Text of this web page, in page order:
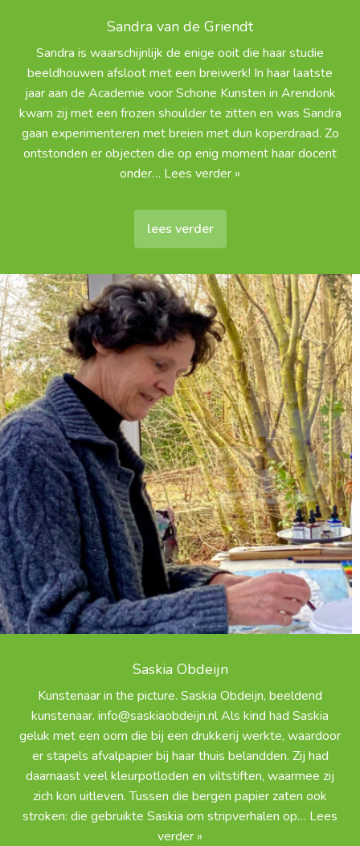
Sandra van de Griendt
Sandra is waarschijnlijk de enige ooit die haar studie
beeldhouwen afsloot met een breiwerk! In haar laatste
jaar aan de Academie voor Schone Kunsten in Arendonk
kwam zij met een frozen shoulder te zitten en was Sandra
gaan experimenteren met breien met dun koperdraad. Zo
ontstonden er objecten die op enig moment haar docent
onder… Lees verder »
lees verder
Saskia Obdeijn
Kunstenaar in the picture. Saskia Obdeijn, beeldend
kunstenaar. info@saskiaobdeijn.nl Als kind had Saskia
geluk met een oom die bij een drukkerij werkte, waardoor
er stapels afvalpapier bij haar thuis belandden. Zij had
daarnaast veel kleurpotloden en viltstiften, waarmee zij
zich kon uitleven. Tussen die bergen papier zaten ook
stroken: die gebruikte Saskia om stripverhalen op… Lees
verder »